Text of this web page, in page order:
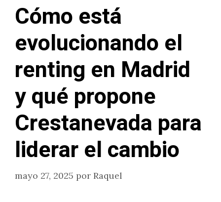
Cómo está
evolucionando el
renting en Madrid
y qué propone
Crestanevada para
liderar el cambio
mayo 27, 2025 por Raquel